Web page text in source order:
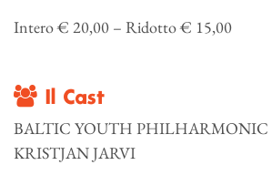
Intero € 20,00 – Ridotto € 15,00
Il Cast
BALTIC YOUTH PHILHARMONIC
KRISTJAN JARVI